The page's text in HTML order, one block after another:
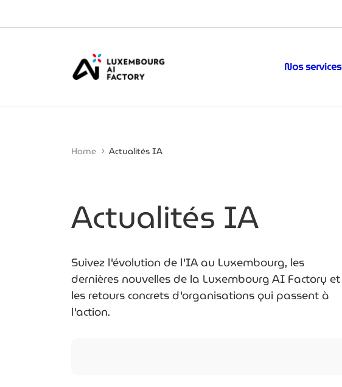
Nos services
Home Actualités IA
Actualités IA
Suivez l'évolution de l'IA au Luxembourg, les
dernières nouvelles de la Luxembourg AI Factory et
les retours concrets d'organisations qui passent à
l'action.